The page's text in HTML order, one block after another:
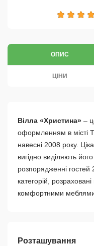
1 2 3 4
ОПИС
ЦІНИ
Вілла «Христина» –
оформленням в місті
навесні 2008 року.
вигідно виділяють
розпорядженні гостей
категорій,
комфортними меблями
Розташування